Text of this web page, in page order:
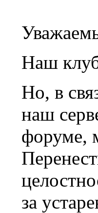
Наш
Но, в
наш
форуме,
за